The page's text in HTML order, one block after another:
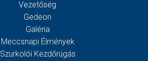
Vezetőség
Gedeon
Galéria
Meccsnapi Élmények
Szurkolói Kezdőrúgás